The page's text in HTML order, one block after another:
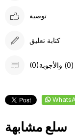
توصية
كتابة تعليق
سلع مشابهة